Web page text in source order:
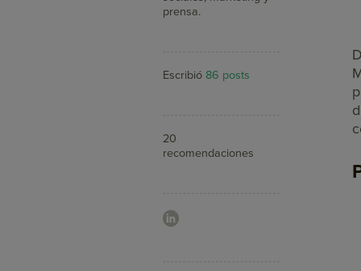
prensa.
Escribió 86 posts
20
recomendaciones